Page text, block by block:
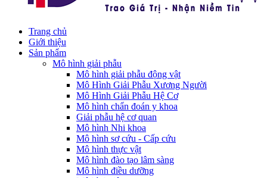
Trang chủ
Giới thiệu
Sản phẩm
Mô hình giải phẫu
Mô hình giải phẫu động vật
Mô Hình Giải Phẫu Xương Người
Mô Hình Giải Phẫu Hệ Cơ
Mô hình chẩn đoán y khoa
Giải phẫu hệ cơ quan
Mô hình Nhi khoa
Mô hình sơ cứu - Cấp cứu
Mô hình thực vật
Mô hình đào tạo lâm sàng
Mô hình điều dưỡng